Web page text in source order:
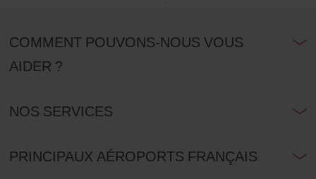
COMMENT POUVONS-NOUS VOUS
AIDER ?
NOS SERVICES
PRINCIPAUX AÉROPORTS FRANÇAIS